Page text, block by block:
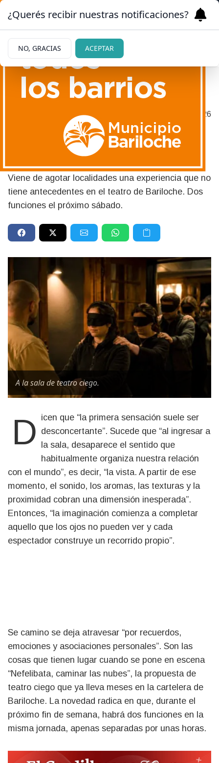
ORGANIZA ANTE EL MUNDO
17/06/2026
¿Se puede ver un
espectáculo sin ver?
Viene de agotar localidades una experiencia que no
tiene antecedentes en el teatro de Bariloche. Dos
funciones el próximo sábado.
A la sala de teatro ciego.
Dicen que “la primera sensación suele ser desconcertante”. Sucede que “al ingresar a
la sala, desaparece el sentido que
habitualmente organiza nuestra relación
con el mundo”, es decir, “la vista. A partir de ese
momento, el sonido, los aromas, las texturas y la
proximidad cobran una dimensión inesperada”.
Entonces, “la imaginación comienza a completar
aquello que los ojos no pueden ver y cada
espectador construye un recorrido propio”.
Se camino se deja atravesar “por recuerdos,
emociones y asociaciones personales”. Son las
cosas que tienen lugar cuando se pone en escena
“Nefelibata, caminar las nubes”, la propuesta de
teatro ciego que ya lleva meses en la cartelera de
Bariloche. La novedad radica en que, durante el
próximo fin de semana, habrá dos funciones en la
misma jornada, apenas separadas por unas horas.
¿Querés recibir nuestras notificaciones?
NO, GRACIAS ACEPTAR